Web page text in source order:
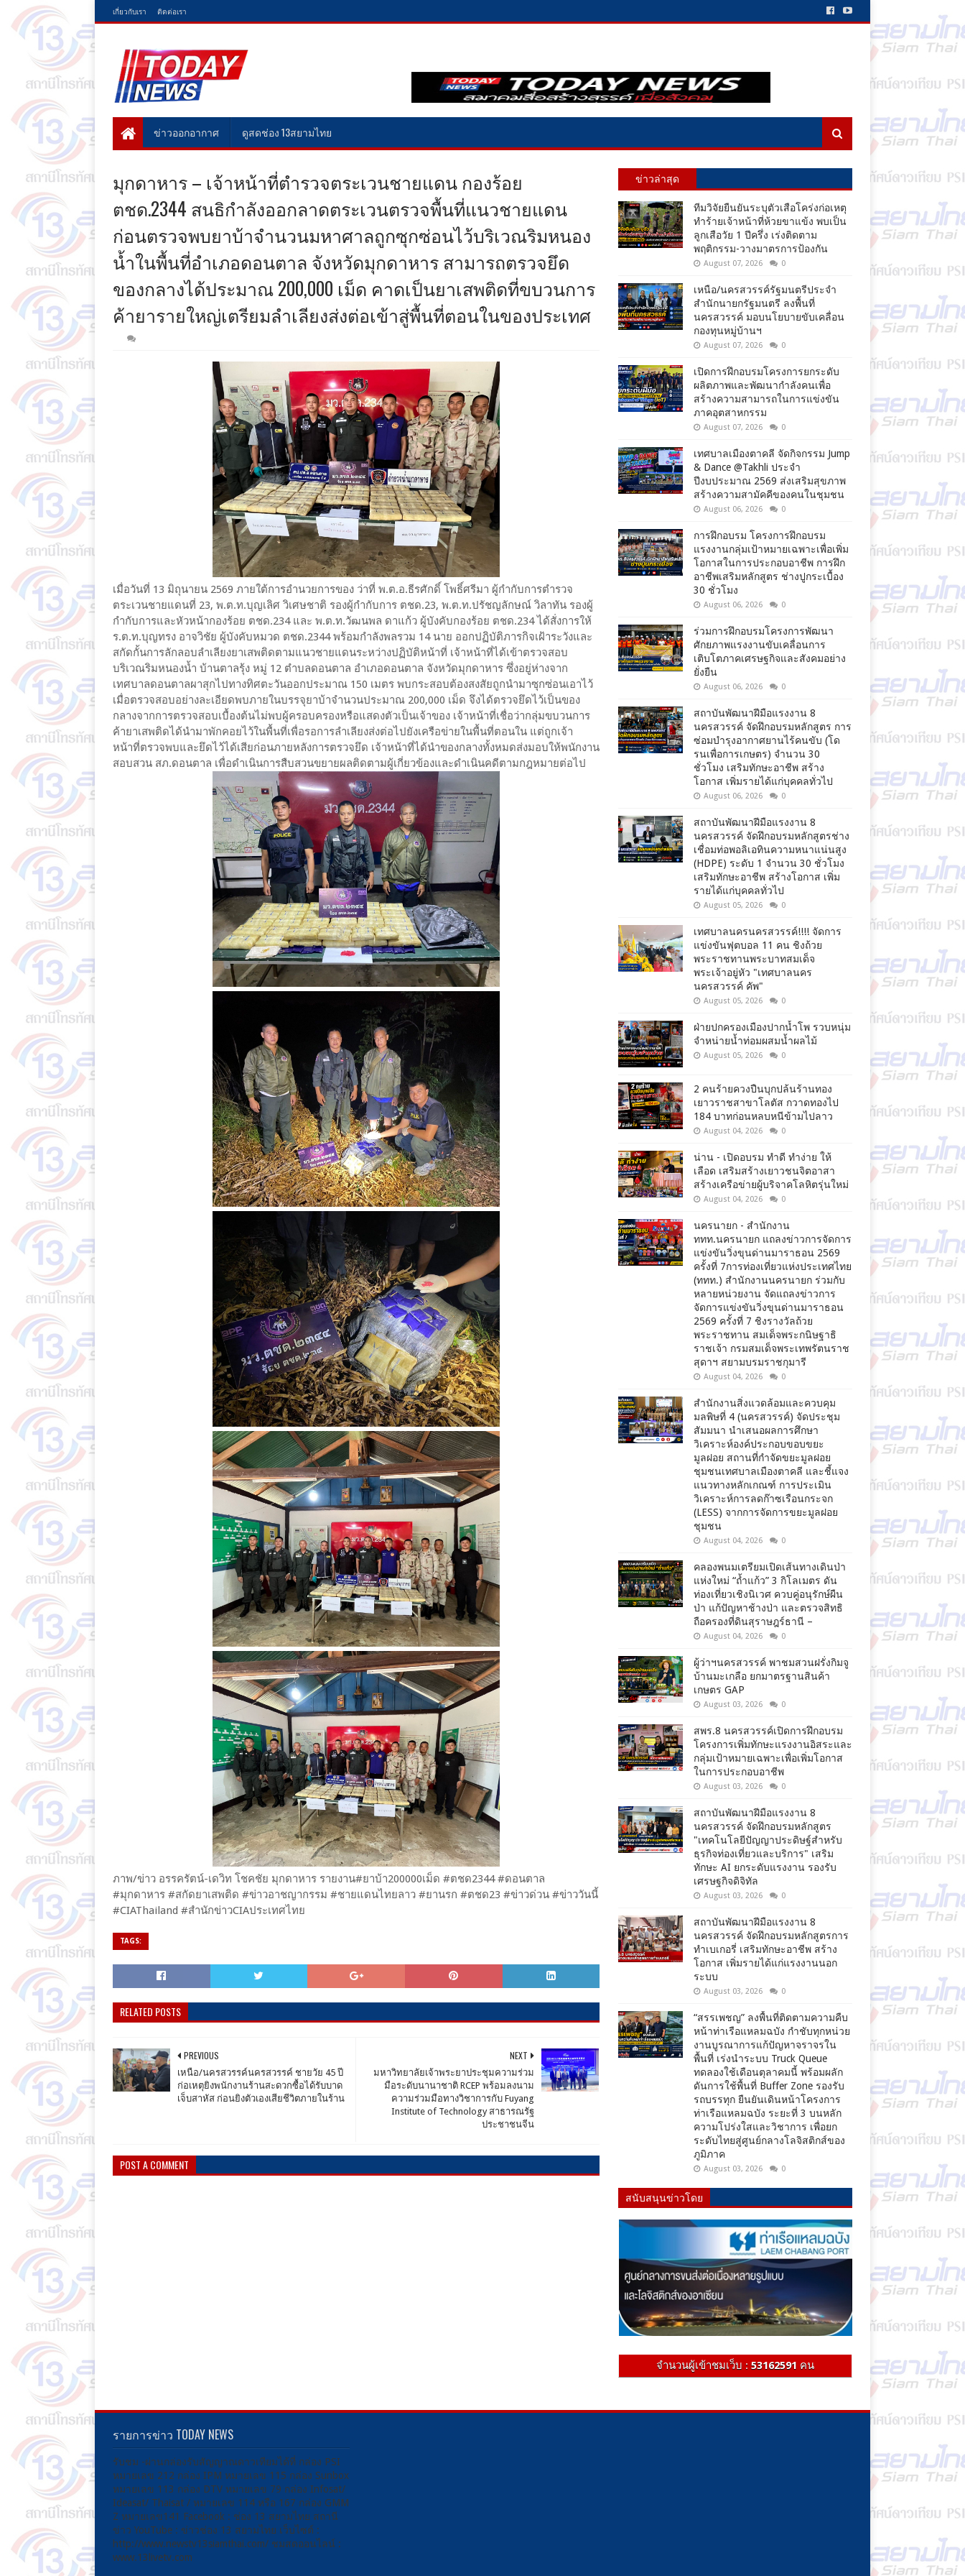
เกี่ยวกับเรา ติดต่อเรา
ข่าวออกอากาศ ดูสดช่อง 13สยามไทย
มุกดาหาร – เจ้าหน้าที่ตำรวจตระเวนชายแดน กองร้อย
ตชด.2344 สนธิกำลังออกลาดตระเวนตรวจพื้นที่แนวชายแดน
ก่อนตรวจพบยาบ้าจำนวนมหาศาลถูกซุกซ่อนไว้บริเวณริมหนอง
น้ำในพื้นที่อำเภอดอนตาล จังหวัดมุกดาหาร สามารถตรวจยึด
ของกลางได้ประมาณ 200,000 เม็ด คาดเป็นยาเสพติดที่ขบวนการ
ค้ายารายใหญ่เตรียมลำเลียงส่งต่อเข้าสู่พื้นที่ตอนในของประเทศ
เมื่อวันที่ 13 มิถุนายน 2569 ภายใต้การอำนวยการของ ว่าที่ พ.ต.อ.ธีรศักดิ์ โพธิ์ศรีมา ผู้กำกับการตำรวจ
ตระเวนชายแดนที่ 23, พ.ต.ท.บุญเลิศ วิเศษชาติ รองผู้กำกับการ ตชด.23, พ.ต.ท.ปรัชญลักษณ์ วิลาทัน รองผู้
กำกับการและหัวหน้ากองร้อย ตชด.234 และ พ.ต.ท.วัฒนพล ดาแก้ว ผู้บังคับกองร้อย ตชด.234 ได้สั่งการให้
ร.ต.ท.บุญทรง อาจวิชัย ผู้บังคับหมวด ตชด.2344 พร้อมกำลังพลรวม 14 นาย ออกปฏิบัติภารกิจเฝ้าระวังและ
สกัดกั้นการลักลอบลำเลียงยาเสพติดตามแนวชายแดนระหว่างปฏิบัติหน้าที่ เจ้าหน้าที่ได้เข้าตรวจสอบ
บริเวณริมหนองน้ำ บ้านตาลรุ้ง หมู่ 12 ตำบลดอนตาล อำเภอดอนตาล จังหวัดมุกดาหาร ซึ่งอยู่ห่างจาก
เทศบาลดอนตาลผาสุกไปทางทิศตะวันออกประมาณ 150 เมตร พบกระสอบต้องสงสัยถูกนำมาซุกซ่อนเอาไว้
เมื่อตรวจสอบอย่างละเอียดพบภายในบรรจุยาบ้าจำนวนประมาณ 200,000 เม็ด จึงได้ตรวจยึดไว้เป็นของ
กลางจากการตรวจสอบเบื้องต้นไม่พบผู้ครอบครองหรือแสดงตัวเป็นเจ้าของ เจ้าหน้าที่เชื่อว่ากลุ่มขบวนการ
ค้ายาเสพติดได้นำมาพักคอยไว้ในพื้นที่เพื่อรอการลำเลียงส่งต่อไปยังเครือข่ายในพื้นที่ตอนใน แต่ถูกเจ้า
หน้าที่ตรวจพบและยึดไว้ได้เสียก่อนภายหลังการตรวจยึด เจ้าหน้าที่ได้นำของกลางทั้งหมดส่งมอบให้พนักงาน
สอบสวน สภ.ดอนตาล เพื่อดำเนินการสืบสวนขยายผลติดตามผู้เกี่ยวข้องและดำเนินคดีตามกฎหมายต่อไป
ภาพ/ข่าว อรรครัตน์-เดวิท โชคชัย มุกดาหาร รายงาน#ยาบ้า200000เม็ด #ตชด2344 #ดอนตาล
#มุกดาหาร #สกัดยาเสพติด #ข่าวอาชญากรรม #ชายแดนไทยลาว #ยานรก #ตชด23 #ข่าวด่วน #ข่าววันนี้
#CIAThailand #สำนักข่าวCIAประเทศไทย
TAGS:
RELATED POSTS
NEXT
มหาวิทยาลัยเจ้าพระยาประชุมความร่วม
มือระดับนานาชาติ RCEP พร้อมลงนาม
ความร่วมมือทางวิชาการกับ Fuyang
Institute of Technology สาธารณรัฐ
ประชาชนจีน
PREVIOUS
เหนือ/นครสวรรค์นครสวรรค์ ชายวัย 45 ปี
ก่อเหตุยิงพนักงานร้านสะดวกซื้อได้รับบาด
เจ็บสาหัส ก่อนยิงตัวเองเสียชีวิตภายในร้าน
POST A COMMENT
ข่าวล่าสุด
ทีมวิจัยยืนยันระบุตัวเสือโคร่งก่อเหตุ
ทำร้ายเจ้าหน้าที่ห้วยขาแข้ง พบเป็น
ลูกเสือวัย 1 ปีครึ่ง เร่งติดตาม
พฤติกรรม-วางมาตรการป้องกัน
August 07, 2026 0
เหนือ/นครสวรรค์รัฐมนตรีประจำ
สำนักนายกรัฐมนตรี ลงพื้นที่
นครสวรรค์ มอบนโยบายขับเคลื่อน
กองทุนหมู่บ้านฯ
August 07, 2026 0
เปิดการฝึกอบรมโครงการยกระดับ
ผลิตภาพและพัฒนากำลังคนเพื่อ
สร้างความสามารถในการแข่งขัน
ภาคอุตสาหกรรม
August 07, 2026 0
เทศบาลเมืองตาคลี จัดกิจกรรม Jump
& Dance @Takhli ประจำ
ปีงบประมาณ 2569 ส่งเสริมสุขภาพ
สร้างความสามัคคีของคนในชุมชน
August 06, 2026 0
การฝึกอบรม โครงการฝึกอบรม
แรงงานกลุ่มเป้าหมายเฉพาะเพื่อเพิ่ม
โอกาสในการประกอบอาชีพ การฝึก
อาชีพเสริมหลักสูตร ช่างปูกระเบื้อง
30 ชั่วโมง
August 06, 2026 0
ร่วมการฝึกอบรมโครงการพัฒนา
ศักยภาพแรงงานขับเคลื่อนการ
เติบโตภาคเศรษฐกิจและสังคมอย่าง
ยั่งยืน
August 06, 2026 0
สถาบันพัฒนาฝีมือแรงงาน 8
นครสวรรค์ จัดฝึกอบรมหลักสูตร การ
ซ่อมบำรุงอากาศยานไร้คนขับ (โด
รนเพื่อการเกษตร) จำนวน 30
ชั่วโมง เสริมทักษะอาชีพ สร้าง
โอกาส เพิ่มรายได้แก่บุคคลทั่วไป
August 06, 2026 0
สถาบันพัฒนาฝีมือแรงงาน 8
นครสวรรค์ จัดฝึกอบรมหลักสูตรช่าง
เชื่อมท่อพอลิเอทินความหนาแน่นสูง
(HDPE) ระดับ 1 จำนวน 30 ชั่วโมง
เสริมทักษะอาชีพ สร้างโอกาส เพิ่ม
รายได้แก่บุคคลทั่วไป
August 05, 2026 0
เทศบาลนครนครสวรรค์!!!! จัดการ
แข่งขันฟุตบอล 11 คน ชิงถ้วย
พระราชทานพระบาทสมเด็จ
พระเจ้าอยู่หัว "เทศบาลนคร
นครสวรรค์ คัพ"
August 05, 2026 0
ฝ่ายปกครองเมืองปากน้ำโพ รวบหนุ่ม
จำหน่ายน้ำท่อมผสมน้ำผลไม้
August 05, 2026 0
2 คนร้ายควงปืนบุกปล้นร้านทอง
เยาวราชสาขาโลตัส กวาดทองไป
184 บาทก่อนหลบหนีข้ามไปลาว
August 04, 2026 0
น่าน - เปิดอบรม ทำดี ทำง่าย ให้
เลือด เสริมสร้างเยาวชนจิตอาสา
สร้างเครือข่ายผู้บริจาคโลหิตรุ่นใหม่
August 04, 2026 0
นครนายก - สำนักงาน
ททท.นครนายก แถลงข่าวการจัดการ
แข่งขันวิ่งขุนด่านมาราธอน 2569
ครั้งที่ 7การท่องเที่ยวแห่งประเทศไทย
(ททท.) สำนักงานนครนายก ร่วมกับ
หลายหน่วยงาน จัดแถลงข่าวการ
จัดการแข่งขันวิ่งขุนด่านมาราธอน
2569 ครั้งที่ 7 ชิงรางวัลถ้วย
พระราชทาน สมเด็จพระกนิษฐาธิ
ราชเจ้า กรมสมเด็จพระเทพรัตนราช
สุดาฯ สยามบรมราชกุมารี
August 04, 2026 0
สำนักงานสิ่งแวดล้อมและควบคุม
มลพิษที่ 4 (นครสวรรค์) จัดประชุม
สัมมนา นำเสนอผลการศึกษา
วิเคราะห์องค์ประกอบขอบขยะ
มูลฝอย สถานที่กำจัดขยะมูลฝอย
ชุมชนเทศบาลเมืองตาคลี และชี้แจง
แนวทางหลักเกณฑ์ การประเมิน
วิเคราะห์การลดก๊าซเรือนกระจก
(LESS) จากการจัดการขยะมูลฝอย
ชุมชน
August 04, 2026 0
คลองพนมเตรียมเปิดเส้นทางเดินป่า
แห่งใหม่ “ถ้ำแก้ว” 3 กิโลเมตร ดัน
ท่องเที่ยวเชิงนิเวศ ควบคู่อนุรักษ์ผืน
ป่า แก้ปัญหาช้างป่า และตรวจสิทธิ
ถือครองที่ดินสุราษฎร์ธานี –
August 04, 2026 0
ผู้ว่าฯนครสวรรค์ พาชมสวนฝรั่งกิมจู
บ้านมะเกลือ ยกมาตรฐานสินค้า
เกษตร GAP
August 03, 2026 0
สพร.8 นครสวรรค์เปิดการฝึกอบรม
โครงการเพิ่มทักษะแรงงานอิสระและ
กลุ่มเป้าหมายเฉพาะเพื่อเพิ่มโอกาส
ในการประกอบอาชีพ
August 03, 2026 0
สถาบันพัฒนาฝีมือแรงงาน 8
นครสวรรค์ จัดฝึกอบรมหลักสูตร
"เทคโนโลยีปัญญาประดิษฐ์สำหรับ
ธุรกิจท่องเที่ยวและบริการ" เสริม
ทักษะ AI ยกระดับแรงงาน รองรับ
เศรษฐกิจดิจิทัล
August 03, 2026 0
สถาบันพัฒนาฝีมือแรงงาน 8
นครสวรรค์ จัดฝึกอบรมหลักสูตรการ
ทำเบเกอรี่ เสริมทักษะอาชีพ สร้าง
โอกาส เพิ่มรายได้แก่แรงงานนอก
ระบบ
August 03, 2026 0
“สรรเพชญ” ลงพื้นที่ติดตามความคืบ
หน้าท่าเรือแหลมฉบัง กำชับทุกหน่วย
งานบูรณาการแก้ปัญหาจราจรใน
พื้นที่ เร่งนำระบบ Truck Queue
ทดลองใช้เดือนตุลาคมนี้ พร้อมผลัก
ดันการใช้พื้นที่ Buffer Zone รองรับ
รถบรรทุก ยืนยันเดินหน้าโครงการ
ท่าเรือแหลมฉบัง ระยะที่ 3 บนหลัก
ความโปร่งใสและวิชาการ เพื่อยก
ระดับไทยสู่ศูนย์กลางโลจิสติกส์ของ
ภูมิภาค
August 03, 2026 0
สนับสนุนข่าวโดย
จำนวนผู้เข้าชมเว็บ : 53162591 คน
รายการข่าว TODAY NEWS
รับชม -ผ่านกล่องรับสัญญาณดาวเทียมได้ที่ กล่อง PSI
หมายเลข 212 กล่อง IPM หมายเลข 115 กล่อง Sunbox
หมายเลข 113 กล่อง DTV หมายเลข 79 กล่อง Infosat/
Ideasat/ Thaisat / หมายเลข 114 หรือ 167 กล่อง GMM
Z หมายเลข141 Facebook : ช่อง 13 สยามไทย สถานี
ข่าว YouTube : ข่าวช่อง 13 สยามไทย เว็บไซต์ :
http://www.newstv13siamthai.com/ ชมสดออนไลน์ :
www.13livetv.com